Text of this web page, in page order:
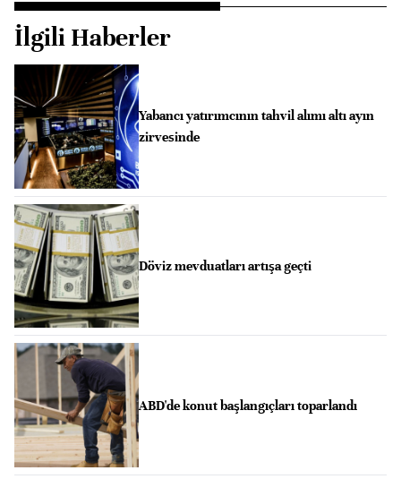
İlgili Haberler
Yabancı yatırımcının tahvil alımı altı ayın
zirvesinde
Döviz mevduatları artışa geçti
ABD'de konut başlangıçları toparlandı